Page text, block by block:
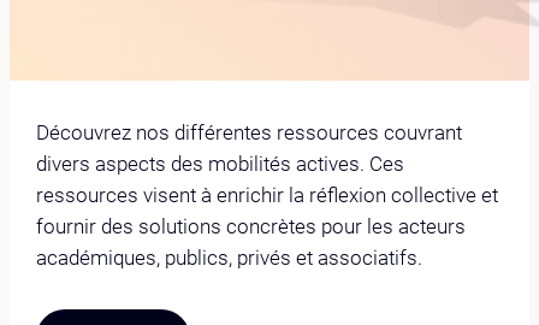
Découvrez nos différentes ressources couvrant
divers aspects des mobilités actives. Ces
ressources visent à enrichir la réflexion collective et
fournir des solutions concrètes pour les acteurs
académiques, publics, privés et associatifs.